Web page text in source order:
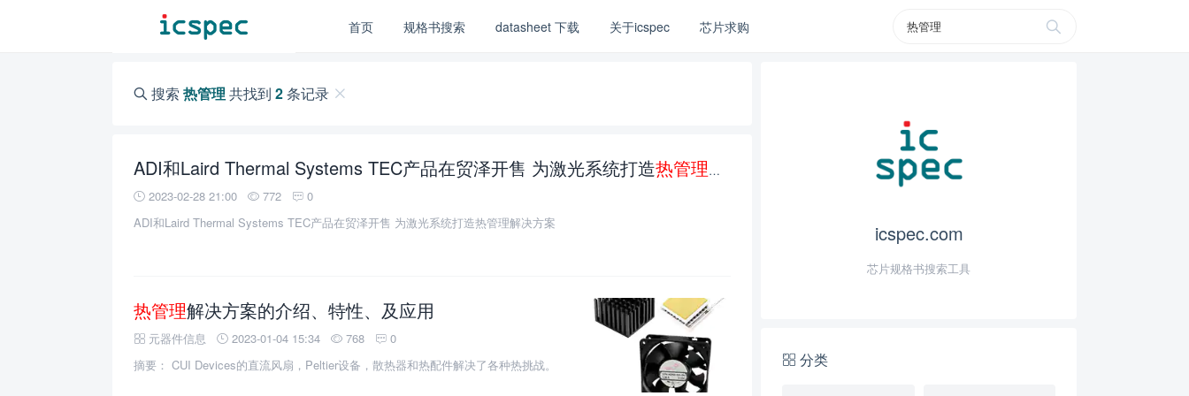
首页 规格书搜索 datasheet 下载 关于icspec 芯片求购
搜索 热管理 共找到 2条记录
ADI和Laird Thermal Systems TEC产品在贸泽开售 为激光系统打造热管理解决方案
2023-02-28 21:00 772
0
ADI和Laird Thermal Systems TEC产品在贸泽开售 为激光系统打造热管理解决方案
热管理解决方案的介绍、特性、及应用
元器件信息 2023-01-04 15:34 768
0
摘要： CUI Devices的直流风扇，Peltier设备，散热器和热配件解决了各种热挑战。
icspec.com
芯片规格书搜索工具
分类